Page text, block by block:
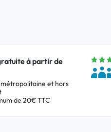
à partir de
et hors
de 20€ TTC